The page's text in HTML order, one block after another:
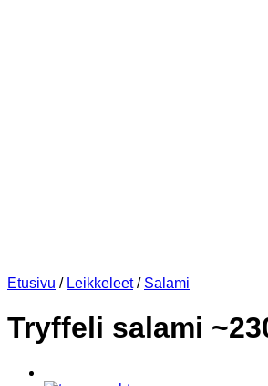
Etusivu / Leikkeleet / Salami
Tryffeli salami